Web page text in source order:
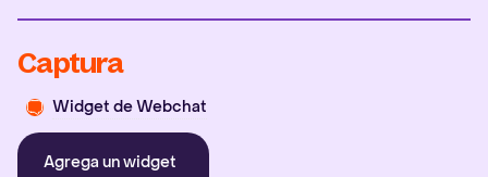
Captura
Widget de Webchat
Agrega un widget